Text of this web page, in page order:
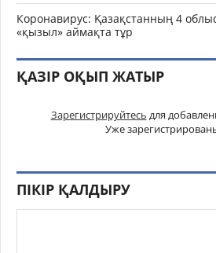
Коронавирус: Қазақстанның 4
«қызыл» аймақта тұр
ҚАЗІР ОҚЫП ЖАТЫР
Зарегистрируйтесь для
Уже
ПІКІР ҚАЛДЫРУ